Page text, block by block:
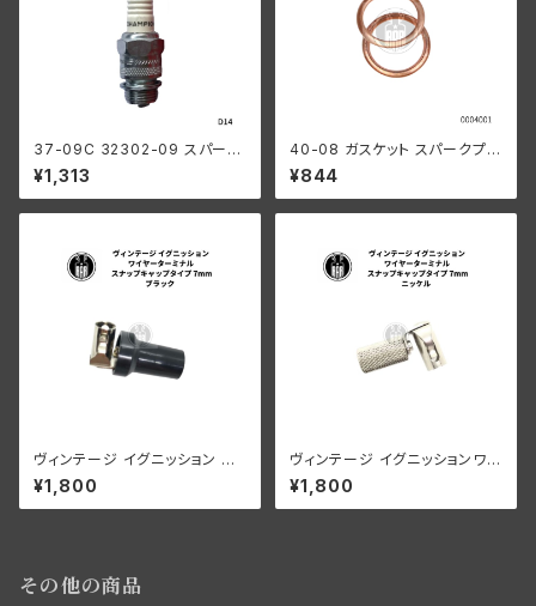
37-09C 32302-09 スパーク
プラグ チャンピオンD14 1個 全
モデル
¥1,313
40-08 ガスケット スパークプラ
グ用 2枚
¥844
ヴィンテージ イグニッション ワ
イヤーターミナル スナップキャッ
プタイプ 7mm ブラック ハーレ
ーダビッドソン
¥1,800
ヴィンテージ イグニッションワイ
ヤー ターミナルキャップ 7mm
スナップキャップタイプ ハーレー
ダビッドソン ニッケル
¥1,800
その他の商品